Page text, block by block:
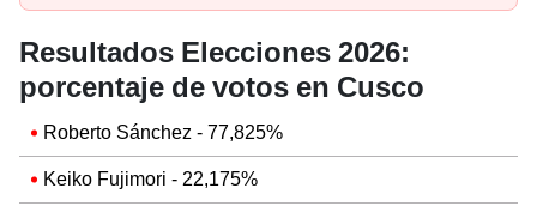
Resultados Elecciones 2026:
porcentaje de votos en Cusco
Roberto Sánchez - 77,825%
Keiko Fujimori - 22,175%